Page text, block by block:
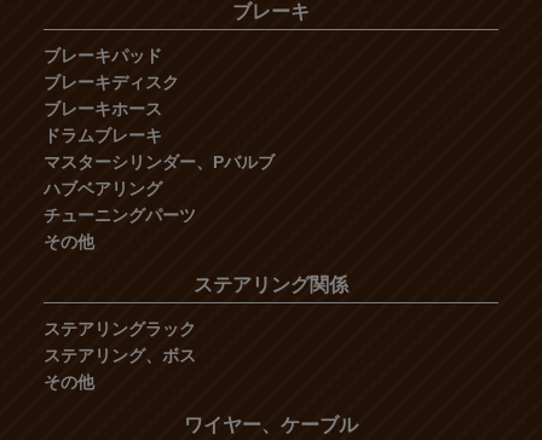
ブレーキ
ブレーキパッド
ブレーキディスク
ブレーキホース
ドラムブレーキ
マスターシリンダー、Pバルブ
ハブベアリング
チューニングパーツ
その他
ステアリング関係
ステアリングラック
ステアリング、ボス
その他
ワイヤー、ケーブル